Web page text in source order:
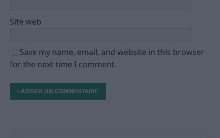
Site web
Save my name, email, and website in this browser
for the next time I comment.